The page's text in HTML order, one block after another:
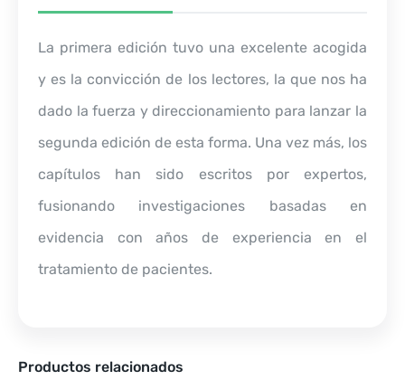
La primera edición tuvo una excelente acogida
y es la convicción de los lectores, la que nos ha
dado la fuerza y direccionamiento para lanzar la
segunda edición de esta forma. Una vez más, los
capítulos han sido escritos por expertos,
fusionando investigaciones basadas en
evidencia con años de experiencia en el
tratamiento de pacientes.
Productos relacionados